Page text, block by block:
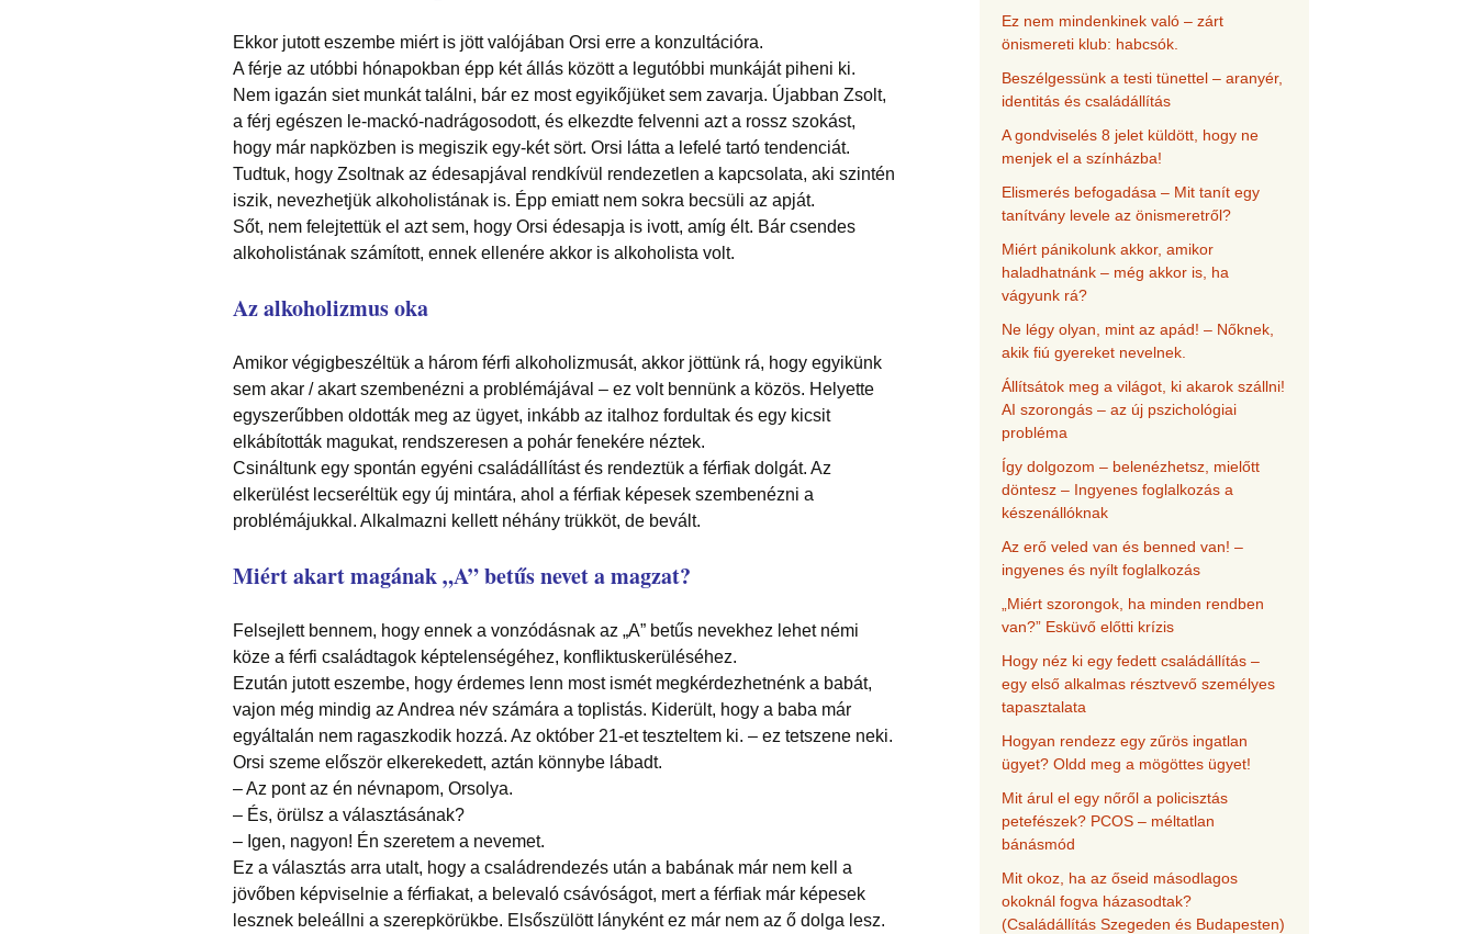
Ekkor jutott eszembe miért is jött valójában Orsi erre a konzultációra.
A férje az utóbbi hónapokban épp két állás között a legutóbbi munkáját piheni ki.
Nem igazán siet munkát találni, bár ez most egyikőjüket sem zavarja. Újabban Zsolt,
a férj egészen le-mackó-nadrágosodott, és elkezdte felvenni azt a rossz szokást,
hogy már napközben is megiszik egy-két sört. Orsi látta a lefelé tartó tendenciát.
Tudtuk, hogy Zsoltnak az édesapjával rendkívül rendezetlen a kapcsolata, aki szintén
iszik, nevezhetjük alkoholistának is. Épp emiatt nem sokra becsüli az apját.
Sőt, nem felejtettük el azt sem, hogy Orsi édesapja is ivott, amíg élt. Bár csendes
alkoholistának számított, ennek ellenére akkor is alkoholista volt.
Az alkoholizmus oka
Amikor végigbeszéltük a három férfi alkoholizmusát, akkor jöttünk rá, hogy egyikünk
sem akar / akart szembenézni a problémájával – ez volt bennünk a közös. Helyette
egyszerűbben oldották meg az ügyet, inkább az italhoz fordultak és egy kicsit
elkábították magukat, rendszeresen a pohár fenekére néztek.
Csináltunk egy spontán egyéni családállítást és rendeztük a férfiak dolgát. Az
elkerülést lecseréltük egy új mintára, ahol a férfiak képesek szembenézni a
problémájukkal. Alkalmazni kellett néhány trükköt, de bevált.
Miért akart magának„A” betűs neveta magzat?
Felsejlett bennem, hogy ennek a vonzódásnak az „A” betűs nevekhez lehet némi
köze a férfi családtagok képtelenségéhez, konfliktuskerüléséhez.
Ezután jutott eszembe, hogy érdemes lenn most ismét megkérdezhetnénk a babát,
vajon még mindig az Andrea név számára a toplistás. Kiderült, hogy a baba már
egyáltalán nem ragaszkodik hozzá. Az október 21-et teszteltem ki. – ez tetszene neki.
Orsi szeme először elkerekedett, aztán könnybe lábadt.
– Az pont az én névnapom, Orsolya.
– És, örülsz a választásának?
– Igen, nagyon! Én szeretem a nevemet.
Ez a választás arra utalt, hogy a családrendezés után a babának már nem kell a
jövőben képviselnie a férfiakat, a belevaló csávóságot, mert a férfiak már képesek
lesznek beleállni a szerepkörükbe. Elsőszülött lányként ez már nem az ő dolga lesz.
Ez nem mindenkinek való – zárt
önismereti klub: habcsók.
Beszélgessünk a testi tünettel – aranyér,
identitás és családállítás
A gondviselés 8 jelet küldött, hogy ne
menjek el a színházba!
Elismerés befogadása – Mit tanít egy
tanítvány levele az önismeretről?
Miért pánikolunk akkor, amikor
haladhatnánk – még akkor is, ha
vágyunk rá?
Ne légy olyan, mint az apád! – Nőknek,
akik fiú gyereket nevelnek.
Állítsátok meg a világot, ki akarok szállni!
AI szorongás – az új pszichológiai
probléma
Így dolgozom – belenézhetsz, mielőtt
döntesz – Ingyenes foglalkozás a
készenállóknak
Az erő veled van és benned van! –
ingyenes és nyílt foglalkozás
„Miért szorongok, ha minden rendben
van?” Esküvő előtti krízis
Hogy néz ki egy fedett családállítás –
egy első alkalmas résztvevő személyes
tapasztalata
Hogyan rendezz egy zűrös ingatlan
ügyet? Oldd meg a mögöttes ügyet!
Mit árul el egy nőről a policisztás
petefészek? PCOS – méltatlan
bánásmód
Mit okoz, ha az őseid másodlagos
okoknál fogva házasodtak?
(Családállítás Szegeden és Budapesten)